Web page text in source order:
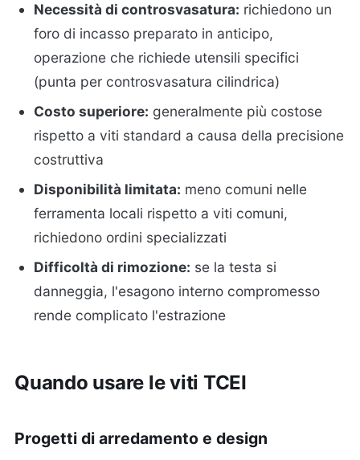
Necessità di controsvasatura: richiedono un
foro di incasso preparato in anticipo,
operazione che richiede utensili specifici
(punta per controsvasatura cilindrica)
Costo superiore: generalmente più costose
rispetto a viti standard a causa della precisione
costruttiva
Disponibilità limitata: meno comuni nelle
ferramenta locali rispetto a viti comuni,
richiedono ordini specializzati
Difficoltà di rimozione: se la testa si
danneggia, l'esagono interno compromesso
rende complicato l'estrazione
Quando usare le viti TCEI
Progetti di arredamento e design